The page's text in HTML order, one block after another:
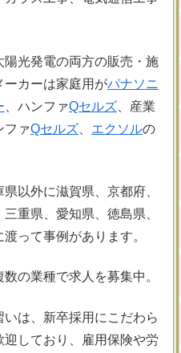
光発電の両方の販売・施
ーカーは家庭用がパナソニ
、ハンファQセルズ 、産業
ファQセルズ エクソルの
以外に滋賀県、京都府、
重県、愛知県、徳島県、
って事例があります。
数の業種で求人を募集中。
は、新卒採用にこだわら
しており、雇用保険や労